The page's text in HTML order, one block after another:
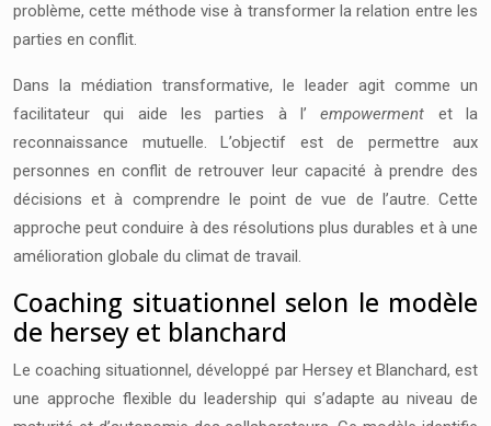
problème, cette méthode vise à transformer la relation entre les
parties en conflit.
Dans la médiation transformative, le leader agit comme un
facilitateur qui aide les parties à l’empowerment et la
reconnaissance mutuelle. L’objectif est de permettre aux
personnes en conflit de retrouver leur capacité à prendre des
décisions et à comprendre le point de vue de l’autre. Cette
approche peut conduire à des résolutions plus durables et à une
amélioration globale du climat de travail.
Coaching situationnel selon le modèle
de hersey et blanchard
Le coaching situationnel, développé par Hersey et Blanchard, est
une approche flexible du leadership qui s’adapte au niveau de